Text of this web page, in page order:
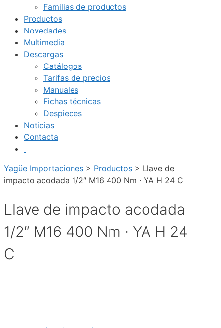
Familias de productos
Productos
Novedades
Multimedia
Descargas
Catálogos
Tarifas de precios
Manuales
Fichas técnicas
Despieces
Noticias
Contacta
Yagüe Importaciones > Productos > Llave de
impacto acodada 1/2″ M16 400 Nm · YA H 24 C
Llave de impacto acodada
1/2″ M16 400 Nm · YA H 24
C